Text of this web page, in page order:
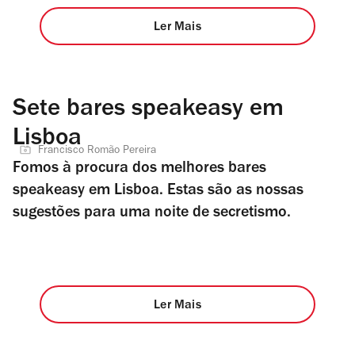
Ler Mais
Sete bares speakeasy em
Lisboa
Francisco Romão Pereira
Fomos à procura dos melhores bares
speakeasy em Lisboa. Estas são as nossas
sugestões para uma noite de secretismo.
Ler Mais